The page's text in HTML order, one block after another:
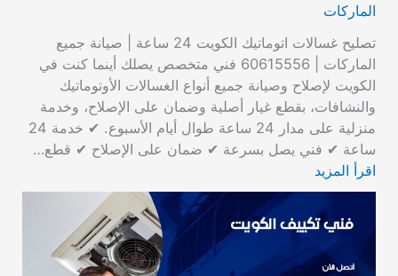
الماركات
تصليح غسالات اتوماتيك الكويت 24 ساعة | صيانة جميع
الماركات | 60615556 فني متخصص يصلك أينما كنت في
الكويت لإصلاح وصيانة جميع أنواع الغسالات الأوتوماتيك
والنشافات، بقطع غيار أصلية وضمان على الإصلاح، وخدمة
منزلية على مدار 24 ساعة طوال أيام الأسبوع. ✔ خدمة 24
ساعة ✔ فني يصل بسرعة ✔ ضمان على الإصلاح ✔ قطع…
اقرأ المزيد